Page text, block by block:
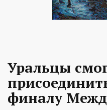
Уральцы
финалу